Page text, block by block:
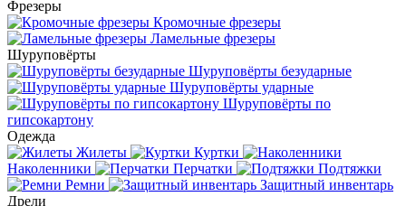
Фрезеры
Кромочные фрезеры
Ламельные фрезеры
Шуруповёрты
Шуруповёрты безударные
Шуруповёрты ударные
Шуруповёрты по
гипсокартону
Одежда
Жилеты
Куртки
Наколенники
Перчатки
Подтяжки
Ремни
Защитный инвентарь
Дрели